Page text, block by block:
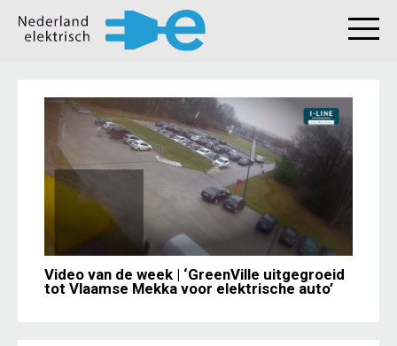
Video van de week | ‘GreenVille uitgegroeid
tot Vlaamse Mekka voor elektrische auto’